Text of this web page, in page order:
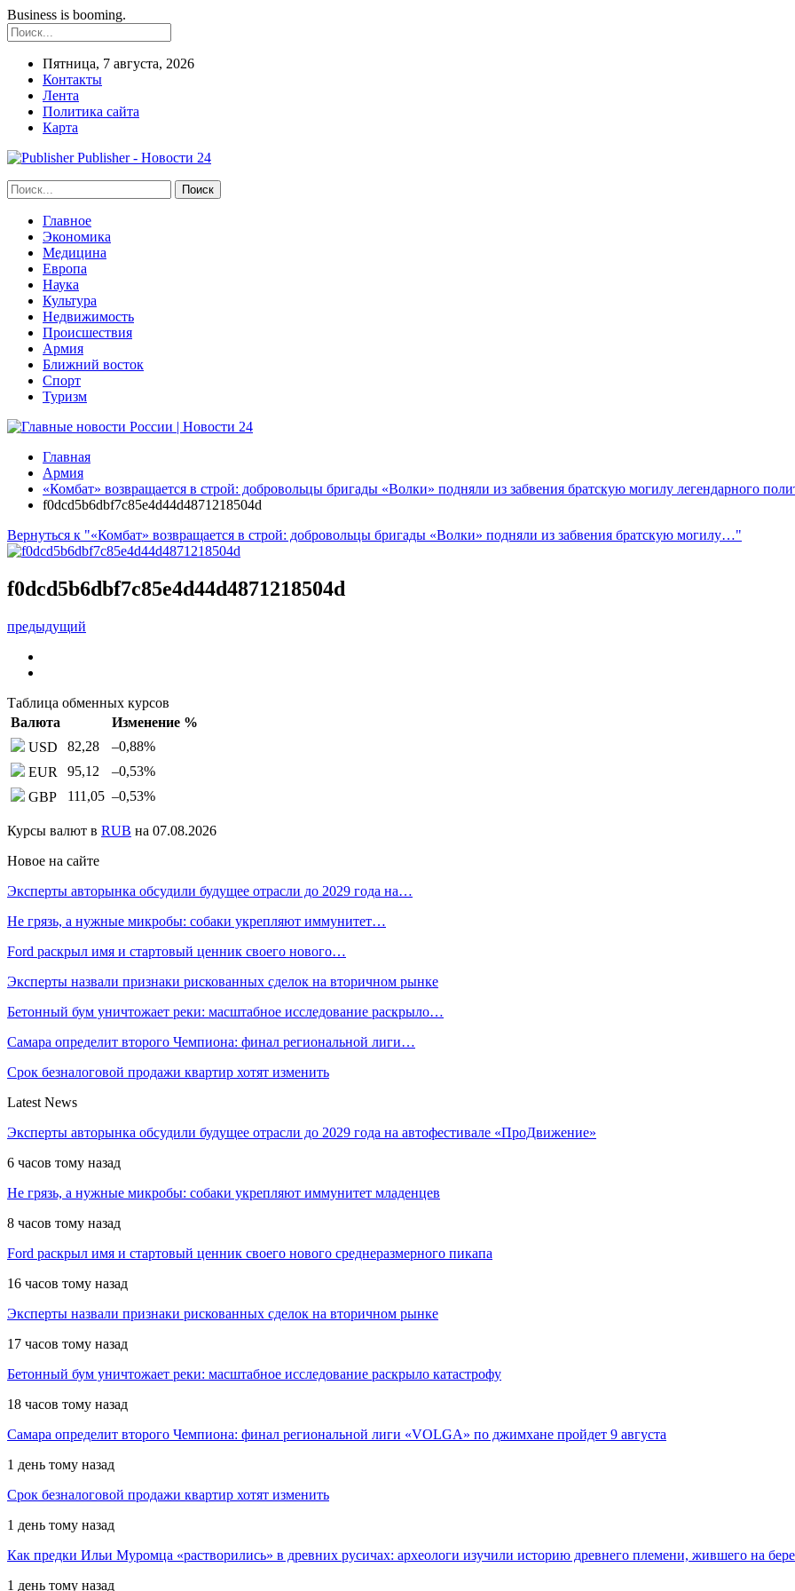
Business is booming.
Пятница, 7 августа, 2026
Контакты
Лента
Политика сайта
Карта
Publisher - Новости 24
Главное
Экономика
Медицина
Европа
Наука
Культура
Недвижимость
Происшествия
Армия
Ближний восток
Спорт
Туризм
Главная
Армия
«Комбат» возвращается в строй: добровольцы бригады «Волки» подняли из забвения братскую могилу легендарного
f0dcd5b6dbf7c85e4d44d4871218504d
Вернуться к "«Комбат» возвращается в строй: добровольцы бригады «Волки» подняли из забвения братскую могилу…"
f0dcd5b6dbf7c85e4d44d4871218504d
предыдущий
Таблица обменных курсов
Валюта
Изменение %
USD
82,28 –0,88%
EUR
95,12 –0,53%
GBP
111,05 –0,53%
Курсы валют в RUB на 07.08.2026
Новое на сайте
Эксперты авторынка обсудили будущее отрасли до 2029 года на…
Не грязь, а нужные микробы: собаки укрепляют иммунитет…
Ford раскрыл имя и стартовый ценник своего нового…
Эксперты назвали признаки рискованных сделок на вторичном рынке
Бетонный бум уничтожает реки: масштабное исследование раскрыло…
Самара определит второго Чемпиона: финал региональной лиги…
Срок безналоговой продажи квартир хотят изменить
Latest News
Эксперты авторынка обсудили будущее отрасли до 2029 года на автофестивале «ПроДвижение»
6 часов тому назад
Не грязь, а нужные микробы: собаки укрепляют иммунитет младенцев
8 часов тому назад
Ford раскрыл имя и стартовый ценник своего нового среднеразмерного пикапа
16 часов тому назад
Эксперты назвали признаки рискованных сделок на вторичном рынке
17 часов тому назад
Бетонный бум уничтожает реки: масштабное исследование раскрыло катастрофу
18 часов тому назад
Самара определит второго Чемпиона: финал региональной лиги «VOLGA» по джимхане пройдет 9 августа
1 день тому назад
Срок безналоговой продажи квартир хотят изменить
1 день тому назад
Как предки Ильи Муромца «растворились» в древних русичах: археологи изучили историю древнего племени, жившего на
1 день тому назад